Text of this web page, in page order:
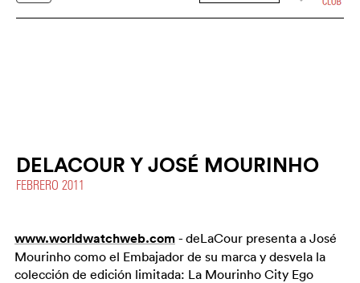
DELACOUR Y JOSÉ MOURINHO
FEBRERO 2011
www.worldwatchweb.com - deLaCour presenta a José
Mourinho como el Embajador de su marca y desvela la
colección de edición limitada: La Mourinho City Ego